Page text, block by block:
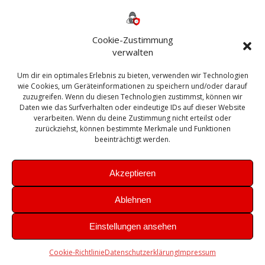
Cookie-Zustimmung
verwalten
Um dir ein optimales Erlebnis zu bieten, verwenden wir Technologien
wie Cookies, um Geräteinformationen zu speichern und/oder darauf
zuzugreifen. Wenn du diesen Technologien zustimmst, können wir
Daten wie das Surfverhalten oder eindeutige IDs auf dieser Website
verarbeiten. Wenn du deine Zustimmung nicht erteilst oder
zurückziehst, können bestimmte Merkmale und Funktionen
beeinträchtigt werden.
Akzeptieren
Ablehnen
Einstellungen ansehen
Cookie-RichtlinieDatenschutzerklärungImpressum
Bautagebuch
Exchange firewall Fritzbox
Microsoft
Sanierung SBS Security Server Sicherheit
Sicherung SIEM Sophos SSL Ubuntu
Update Upgrade UTM VCenter VCSA Veeam
VMWare VPN WAZUH Windows
Zertifikat
Theme